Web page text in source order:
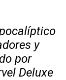
y
por
Deluxe